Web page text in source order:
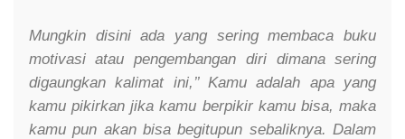
Mungkin disini ada yang sering membaca buku
motivasi atau pengembangan diri dimana sering
digaungkan kalimat ini,’’ Kamu adalah apa yang
kamu pikirkan jika kamu berpikir kamu bisa, maka
kamu pun akan bisa begitupun sebaliknya. Dalam